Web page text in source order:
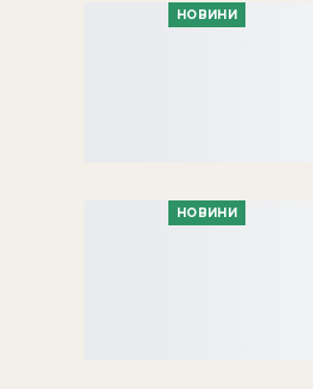
НОВИНИ
НОВИНИ